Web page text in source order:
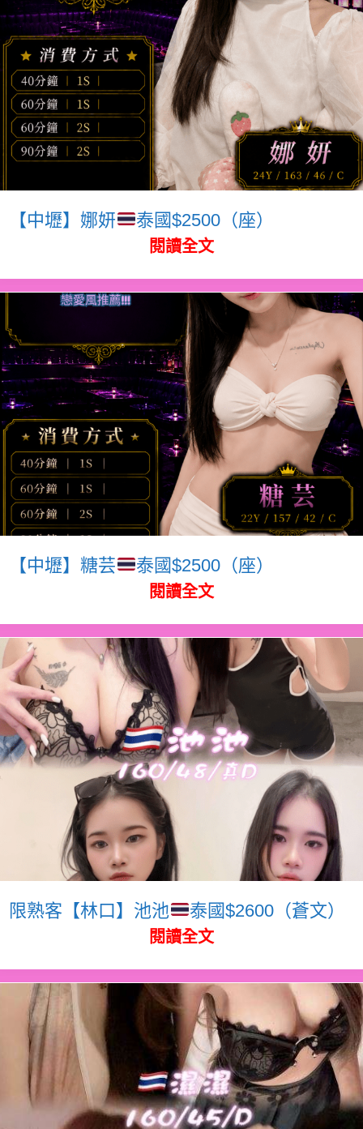
【中壢】娜妍 泰國$2500（座）
閱讀全文
【中壢】糖芸 泰國$2500（座）
閱讀全文
限熟客【林口】池池 泰國$2600（蒼文）
閱讀全文